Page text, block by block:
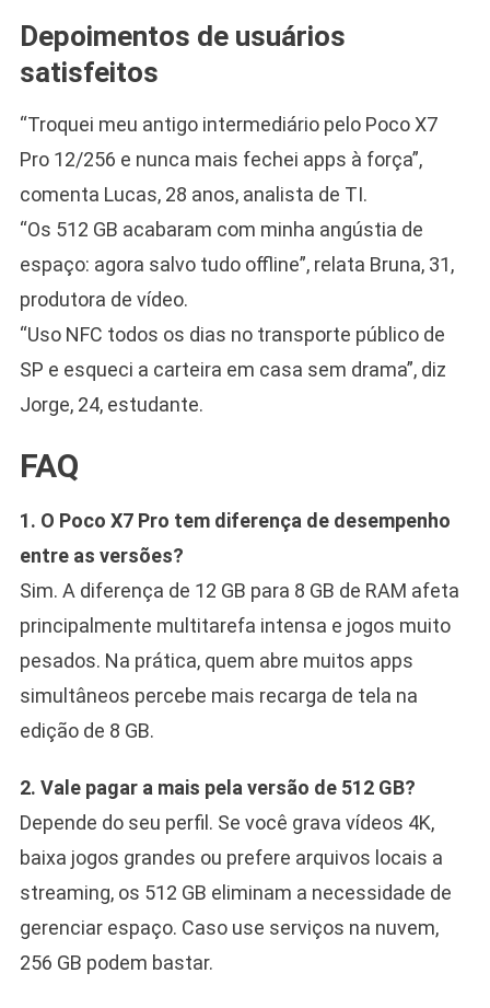
Depoimentos de usuários
satisfeitos
“Troquei meu antigo intermediário pelo Poco X7
Pro 12/256 e nunca mais fechei apps à força”,
comenta Lucas, 28 anos, analista de TI.
“Os 512 GB acabaram com minha angústia de
espaço: agora salvo tudo offline”, relata Bruna, 31,
produtora de vídeo.
“Uso NFC todos os dias no transporte público de
SP e esqueci a carteira em casa sem drama”, diz
Jorge, 24, estudante.
FAQ
1. O Poco X7 Pro tem diferença de desempenho
entre as versões?
Sim. A diferença de 12 GB para 8 GB de RAM afeta
principalmente multitarefa intensa e jogos muito
pesados. Na prática, quem abre muitos apps
simultâneos percebe mais recarga de tela na
edição de 8 GB.
2. Vale pagar a mais pela versão de 512 GB?
Depende do seu perfil. Se você grava vídeos 4K,
baixa jogos grandes ou prefere arquivos locais a
streaming, os 512 GB eliminam a necessidade de
gerenciar espaço. Caso use serviços na nuvem,
256 GB podem bastar.